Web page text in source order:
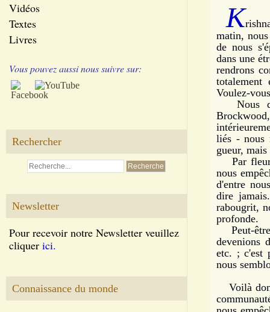
Vidéos
Textes
Livres
Vous pouvez aussi nous suivre sur:
Rechercher
Newsletter
Pour recevoir notre Newsletter veuillez
cliquer ici.
Connaissance du monde
K
matin,
de nous
dans une
rendrons
totalement
Voulez-
Nous
liés - nous
gueur,
Par
nous
d'entre
dire
rabougrit,
profonde.
Peut-être
devenions
etc. ; c'est
nous
Voilà